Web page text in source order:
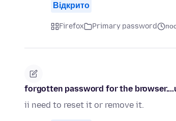
Відкрито
Firefox Primary password
forgotten password for the
ii need to reset it or remove it.